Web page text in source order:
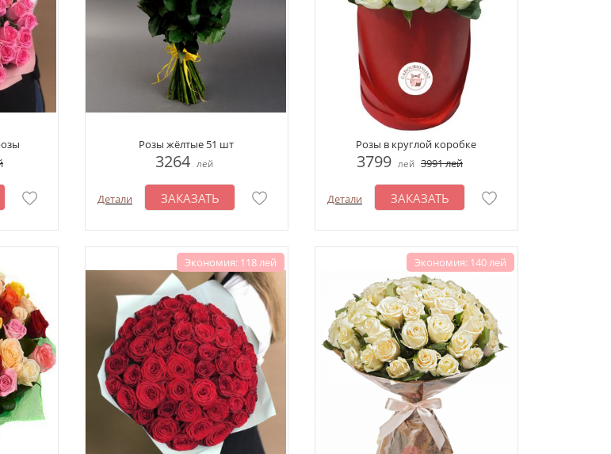
Розы жёлтые 51 шт
3264 лей
Детали ЗАКАЗАТЬ
Розы в круглой коробке
3799 лей 3991лей
Детали ЗАКАЗАТЬ
Экономия: 118 лей Экономия: 140 лей